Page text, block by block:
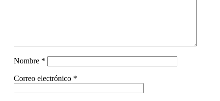
Nombre *
Correo electrónico *